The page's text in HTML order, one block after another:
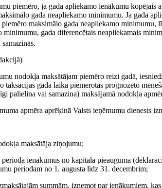
piemēro, ja gada apliekamo ienākumu kopējais
gada neapliekamo minimumu. Ja gada
maksimālo gada neapliekamo minimumu,
minimumu, gada diferencētais neapliekamais
nodokļa maksātājam piemēro reizi gadā,
taksācijas gada laikā piemērotās prognozēto
palielina vai samazina) maksājamā nodokļa
apmēra aprēķinā Valsts ieņēmumu dienests
maksātāja ziņojumu;
ienākumus no kapitāla pieauguma
periodam no 1. augusta līdz 31. decembrim;
summām, izņemot par ienākumiem,